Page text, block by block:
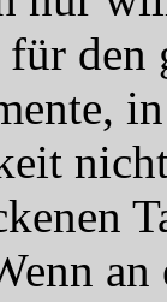
den
an